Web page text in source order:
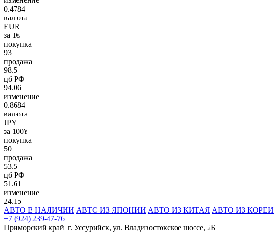
0.4784
валюта
EUR
за 1€
покупка
93
продажа
98.5
цб РФ
94.06
изменение
0.8684
валюта
JPY
за 100¥
покупка
50
продажа
53.5
цб РФ
51.61
изменение
24.15
АВТО В НАЛИЧИИ АВТО ИЗ ЯПОНИИ АВТО ИЗ КИТАЯ АВТО ИЗ КОРЕИ
+7 (924) 239-47-76
Приморский край, г. Уссурийск, ул. Владивостокское шоссе, 2Б